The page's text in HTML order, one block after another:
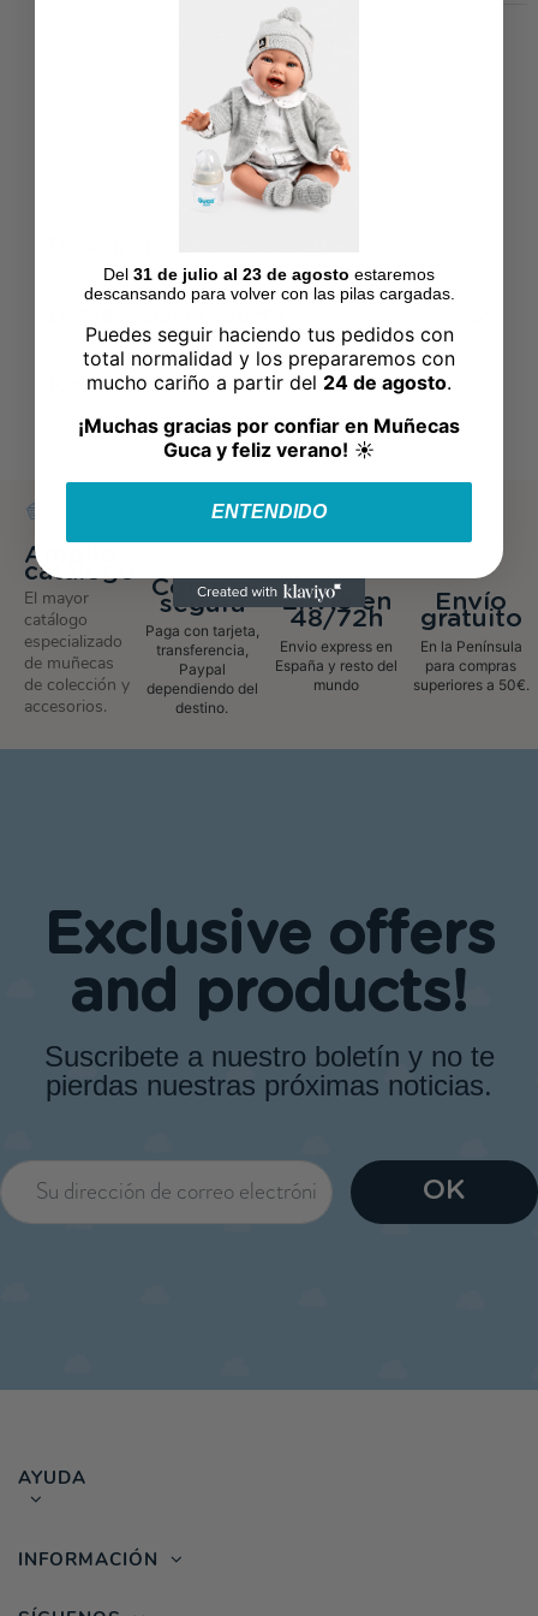
Envío en 48/72h
Pago seguro
Fabricado en
España
Reviews(0)
Amplio
catalogo
El mayor
catálogo
especializado
de muñecas
de colección y
accesorios.
Compra
segura
Paga con tarjeta,
transferencia,
Paypal
dependiendo del
destino.
Envío en
48/72h
Envio express en
España y resto del
mundo
Envío
gratuito
En la Península
para compras
superiores a 50€.
Exclusive offers
and products!
Suscribete a nuestro boletín y no te
pierdas nuestras próximas noticias.
AYUDA
INFORMACIÓN
Del 31 de julio al 23 de agosto estaremos
descansando para volver con las pilas cargadas.
Puedes seguir haciendo tus pedidos con
total normalidad y los prepararemos con
mucho cariño a partir del 24 de agosto.
¡Muchas gracias por confiar en Muñecas
Guca y feliz verano! ☀️
ENTENDIDO